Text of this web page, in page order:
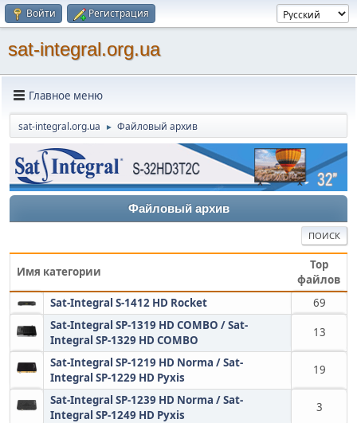
Войти Регистрация
sat-integral.org.ua
Главное меню
sat-integral.org.ua ► Файловый архив
Файловый архив
ПОИСК
Имя категории
Top
файлов
Sat-Integral S-1412 HD Rocket
69
Sat-Integral SP-1319 HD COMBO / Sat-
Integral SP-1329 HD COMBO
13
Sat-Integral SP-1219 HD Norma / Sat-
Integral SP-1229 HD Pyxis
19
Sat-Integral SP-1239 HD Norma / Sat-
Integral SP-1249 HD Pyxis
3